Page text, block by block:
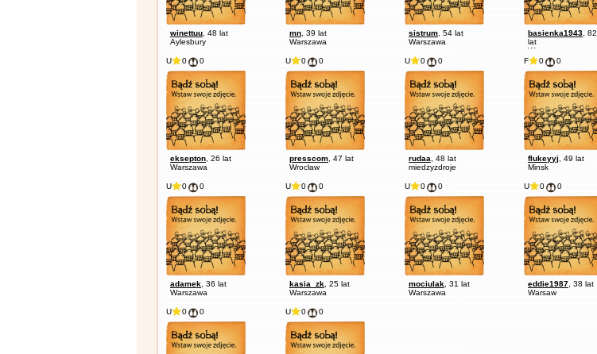
winettuu , 48 lat
Aylesbury
mn , 39 lat
Warszawa
sistrum , 54 lat
Warszawa
basienka1943 , 82
lat
Warszawa
U
0 0
eksepton , 26 lat
Warszawa
U 0 0
presscom , 47 lat
Wrocław
U 0 0
rudaa , 48 lat
miedzyzdroje
F 0 0
flukeyyj , 49 lat
Minsk
U 0 0
adamek , 36 lat
Warszawa
U 0 0
kasia_zk , 25 lat
Warszawa
U 0 0
mociulak , 31 lat
Warszawa
U 0 0
eddie1987 , 38 lat
Warsaw
U 0 0 U 0 0